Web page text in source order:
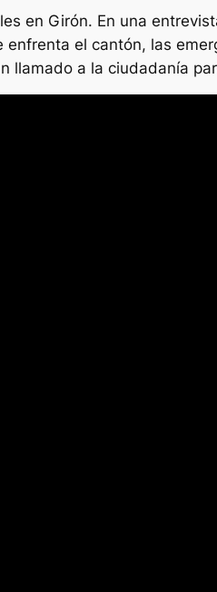
en Girón. En una
el cantón, las
llamado a la ciudadanía